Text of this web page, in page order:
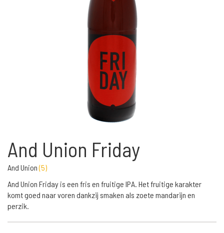
And Union Friday
And Union(5)
And Union Friday is een fris en fruitige IPA. Het fruitige karakter
komt goed naar voren dankzij smaken als zoete mandarijn en
perzik.